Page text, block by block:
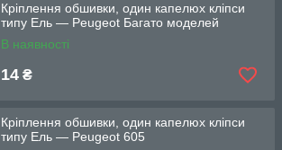
Кріплення обшивки, один капелюх кліпси
типу Ель — Peugeot Багато моделей
В наявності
14 ₴
Кріплення обшивки, один капелюх кліпси
типу Ель — Peugeot 605